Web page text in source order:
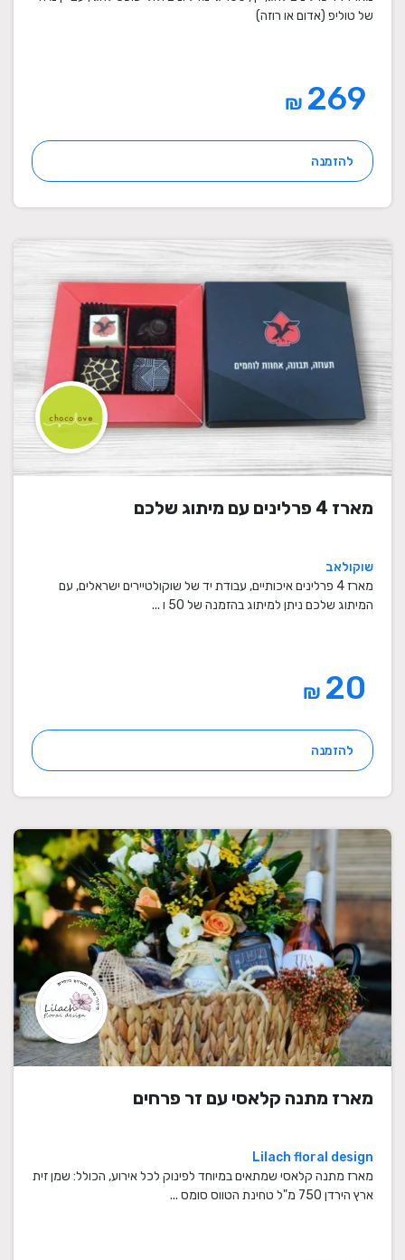
של טוליפ (אדום או רוזה)
₪
להזמנה
מארז 4 פרלינים עם מיתוג שלכם
שוקולאב
מארז 4 פרלינים איכותיים, עבודת יד של שוקולטיירים ישראלים, עם
המיתוג שלכם ניתן למיתוג בהזמנה של 50 ו ...
₪
להזמנה
מארז מתנה קלאסי עם זר פרחים
Lilach floral design
מארז מתנה קלאסי שמתאים במיוחד לפינוק לכל אירוע, הכולל: שמן זית
ארץ הירדן 750 מ"ל טחינת הטווס סומס ...